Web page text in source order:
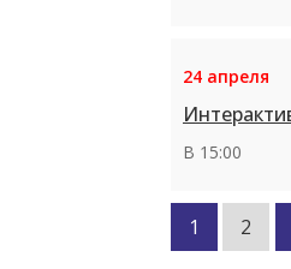
24 апреля
В 15:00
1 2